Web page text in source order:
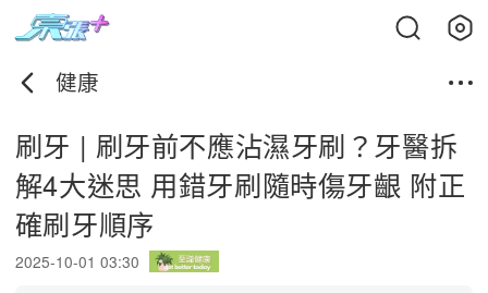
健康
刷牙 | 刷牙前不應沾濕牙刷？牙醫拆
解4大迷思 用錯牙刷隨時傷牙齦 附正
確刷牙順序
2025-10-01 03:30